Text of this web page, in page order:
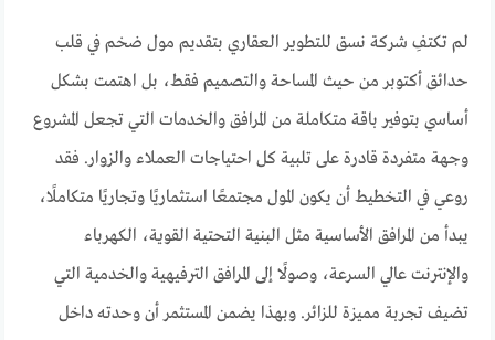
لم تكتفِ شركة نسق للتطوير العقاري بتقديم مول ضخم في قلب
حدائق أكتوبر من حيث المساحة والتصميم فقط، بل اهتمت بشكل
أساسي بتوفير باقة متكاملة من المرافق والخدمات التي تجعل المشروع
وجهة متفردة قادرة على تلبية كل احتياجات العملاء والزوار. فقد
روعي في التخطيط أن يكون المول مجتمعًا استثماريًا وتجاريًا متكاملًا،
يبدأ من المرافق الأساسية مثل البنية التحتية القوية، الكهرباء
والإنترنت عالي السرعة، وصولًا إلى المرافق الترفيهية والخدمية التي
تضيف تجربة مميزة للزائر. وبهذا يضمن المستثمر أن وحدته داخل